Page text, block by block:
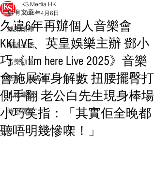
所有文章
娛樂頭條
潮流生活
音樂頻道
活動・好去處
人物專訪
時光檔案
久違6年再辦個人音樂會
KKLIVE、英皇娛樂主辦 鄧小
巧《 I’m here Live 2025》音樂
會施展渾身解數 扭腰擺臀打
側手翻 老公白先生現身棒場
小巧笑指：「其實佢全晚都
聽唔明幾慘㗎！」
KS Media HK
2025年4月6日